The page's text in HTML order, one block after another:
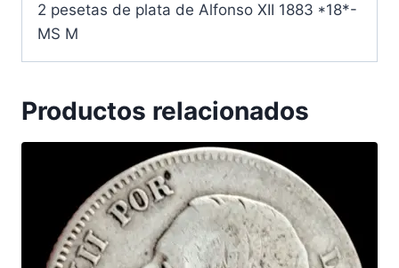
2 pesetas de plata de Alfonso XII 1883 *18*-
MS M
Productos relacionados